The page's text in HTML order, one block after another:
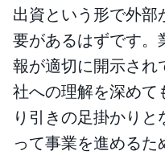
出資という形で外部
要があるはずです。
報が適切に開示され
社への理解を深めて
り引きの足掛かり
って事業を進める